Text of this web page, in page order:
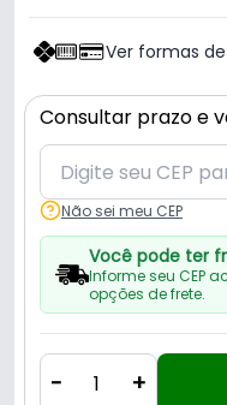
Ver formas
Consultar prazo e
Não sei meu CEP
Você pode ter
Informe seu CEP
opções de frete.
- +